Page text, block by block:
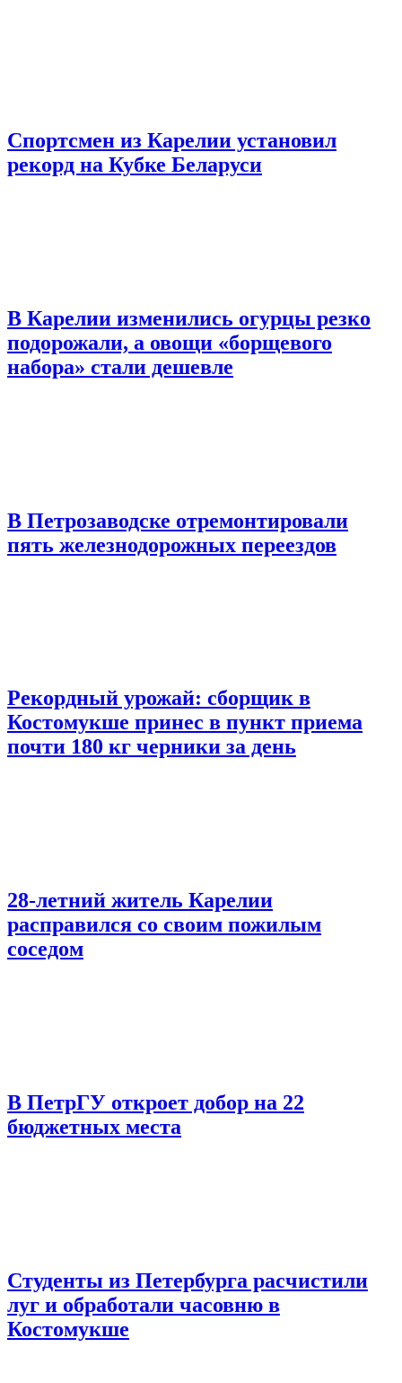
Спортсмен из Карелии установил
рекорд на Кубке Беларуси
В Карелии изменились огурцы резко
подорожали, а овощи «борщевого
набора» стали дешевле
В Петрозаводске отремонтировали
пять железнодорожных переездов
Рекордный урожай: сборщик в
Костомукше принес в пункт приема
почти 180 кг черники за день
28-летний житель Карелии
расправился со своим пожилым
соседом
В ПетрГУ откроет добор на 22
бюджетных места
Студенты из Петербурга расчистили
луг и обработали часовню в
Костомукше